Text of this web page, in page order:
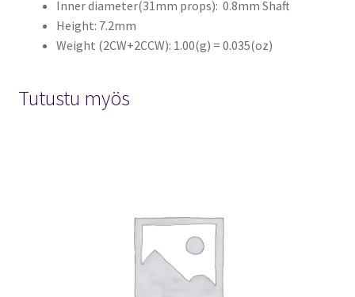
Inner diameter(31mm props): 0.8mm Shaft
Height: 7.2mm
Weight (2CW+2CCW): 1.00(g) = 0.035(oz)
Tutustu myös